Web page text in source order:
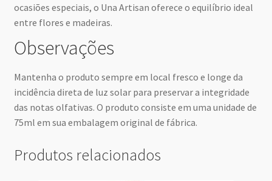
ocasiões especiais, o Una Artisan oferece o equilíbrio ideal
entre flores e madeiras.
Observações
Mantenha o produto sempre em local fresco e longe da
incidência direta de luz solar para preservar a integridade
das notas olfativas. O produto consiste em uma unidade de
75ml em sua embalagem original de fábrica.
Produtos relacionados